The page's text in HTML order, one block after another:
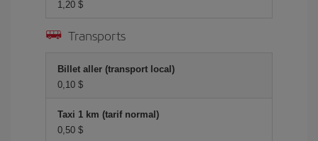
1,20 $
Transports
Billet aller (transport local)
0,10 $
Taxi 1 km (tarif normal)
0,50 $